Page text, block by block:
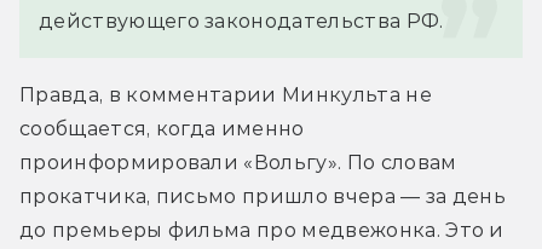
действующего законодательства РФ.
Правда, в комментарии Минкульта не
сообщается, когда именно
проинформировали «Вольгу». По словам
прокатчика, письмо пришло вчера — за день
до премьеры фильма про медвежонка. Это и